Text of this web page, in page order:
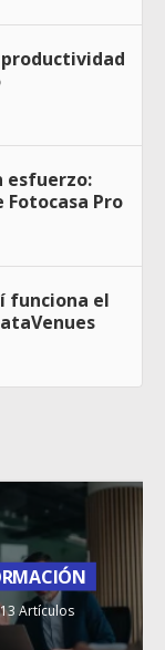
esfuerzo:
Pro
funciona el
Artículos